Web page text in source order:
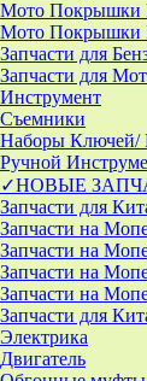
Мото Покрышки
Мото Покрышки
Запчасти для
Запчасти для
Инструмент
Съемники
Наборы Ключей/
Ручной
✓НОВЫЕ
Запчасти для
Запчасти на
Запчасти на
Запчасти на
Запчасти на
Запчасти для
Электрика
Двигатель